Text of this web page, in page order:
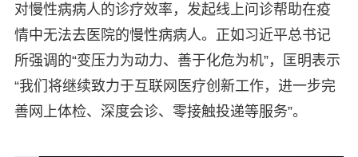
对慢性病病人的诊疗效率，发起线上问诊帮助在疫
情中无法去医院的慢性病病人。正如习近平总书记
所强调的“变压力为动力、善于化危为机”，匡明表示
“我们将继续致力于互联网医疗创新工作，进一步完
善网上体检、深度会诊、零接触投递等服务”。